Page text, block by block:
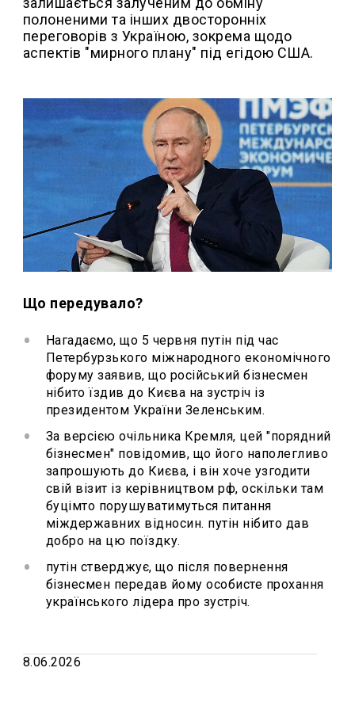
полоненими та інших двосторонніх
переговорів з Україною, зокрема щодо
аспектів "мирного плану" під егідою США.
Що передувало?
Нагадаємо, що 5 червня путін під час
Петербурзького міжнародного економічного
форуму заявив, що російський бізнесмен
нібито їздив до Києва на зустріч із
президентом України Зеленським.
За версією очільника Кремля, цей "порядний
бізнесмен" повідомив, що його наполегливо
запрошують до Києва, і він хоче узгодити
свій візит із керівництвом рф, оскільки там
буцімто порушуватимуться питання
міждержавних відносин. путін нібито дав
добро на цю поїздку.
путін стверджує, що після повернення
бізнесмен передав йому особисте прохання
українського лідера про зустріч.
8.06.2026